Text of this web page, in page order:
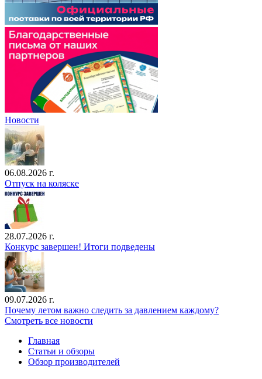
Новости
06.08.2026 г.
Отпуск на коляске
28.07.2026 г.
Конкурс завершен! Итоги подведены
09.07.2026 г.
Почему летом важно следить за давлением каждому?
Смотреть все новости
Главная
Статьи и обзоры
Обзор производителей